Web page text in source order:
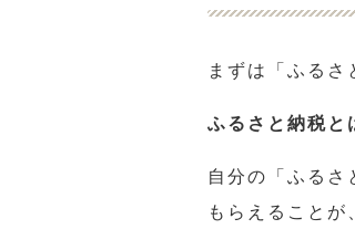
まずは「ふるさ
ふるさと納税と
自分の「ふる
もらえることが